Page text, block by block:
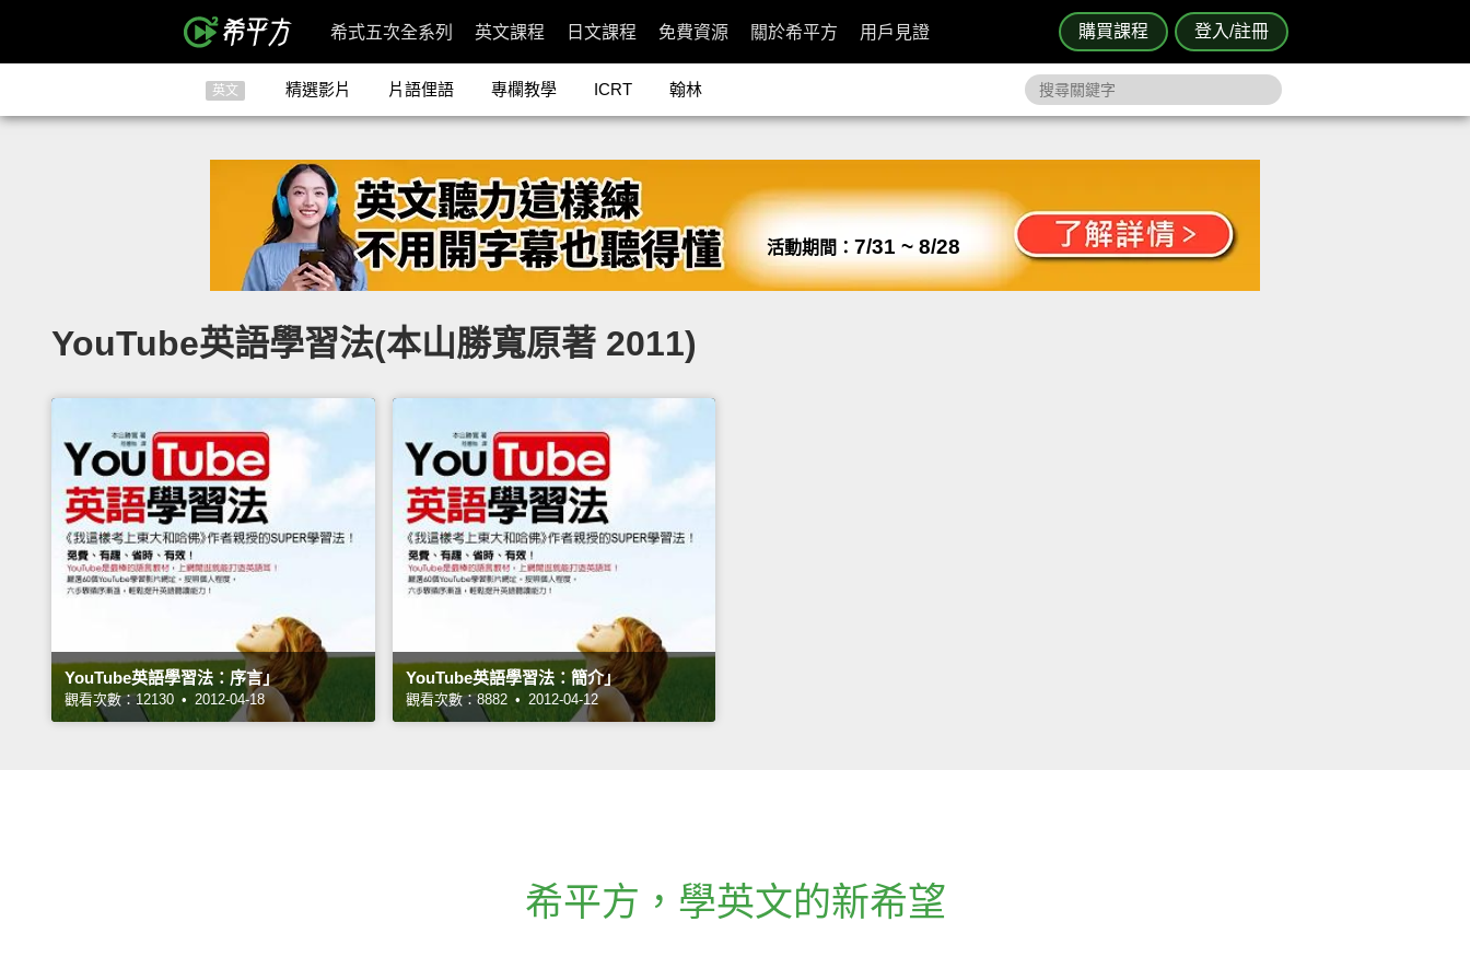
購買課程 登入/註冊
希式五次全系列 英文課程 日文課程 免費資源 關於希平方 用戶見證
英文 精選影片 片語俚語 專欄教學 ICRT 翰林
活動期間： 7/31 ~ 8/28
YouTube英語學習法(本山勝寬原著 2011)
YouTube英語學習法：序言」
觀看次數：12130 • 2012-04-18
YouTube英語學習法：簡介」
觀看次數：8882 • 2012-04-12
希平方 ， 學英文的新希望